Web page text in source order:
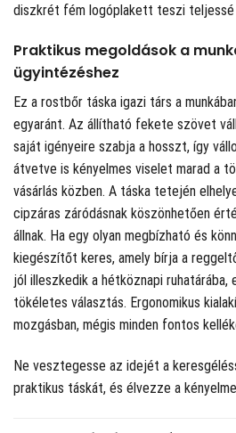
diszkrét fém logóplakett teszi teljessé
Praktikus megoldások a
ügyintézéshez
Ez a rostbőr táska igazi társ a
egyaránt. Az állítható fekete szövet
saját igényeire szabja a hosszt, így
átvetve is kényelmes viselet marad a
vásárlás közben. A táska tetején
cipzáras záródásnak köszönhetően
állnak. Ha egy olyan megbízható és
kiegészítőt keres, amely bírja a
jól illeszkedik a hétköznapi ruhatárába,
tökéletes választás. Ergonomikus
mozgásban, mégis minden fontos
Ne vesztegesse az idejét a
praktikus táskát, és élvezze a